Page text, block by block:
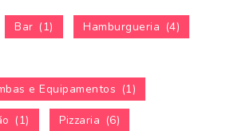
Bar (1) Hamburgueria (4)
e Equipamentos (1)
(1) Pizzaria (6)